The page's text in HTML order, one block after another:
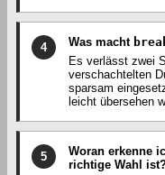
4 Was macht
Es verlässt zwei
verschachtelten
sparsam
leicht übersehen
5
Woran erkenne
richtige Wahl